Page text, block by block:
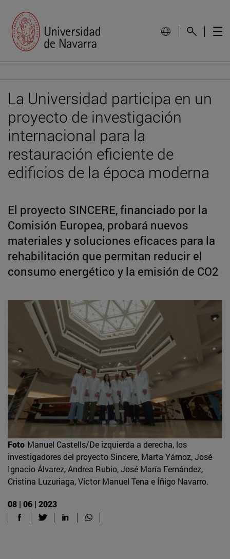
La Universidad participa en un
proyecto de investigación
internacional para la
restauración eficiente de
edificios de la época moderna
El proyecto SINCERE, financiado por la
Comisión Europea, probará nuevos
materiales y soluciones eficaces para la
rehabilitación que permitan reducir el
consumo energético y la emisión de CO2
Foto Manuel Castells/De izquierda a derecha, los
investigadores del proyecto Sincere, Marta Yárnoz, José
Ignacio Álvarez, Andrea Rubio, José María Fernández,
Cristina Luzuriaga, Víctor Manuel Tena e Íñigo Navarro.
08 | 06 | 2023